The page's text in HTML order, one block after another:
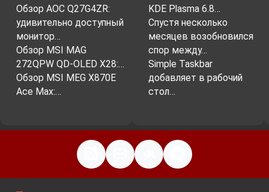
Обзор AOC Q27G4ZR:
удивительно доступный
монитор…
Обзор MSI MAG
272QPW QD-OLED X28:…
Обзор MSI MEG X870E
Ace Max:…
KDE Plasma 6.8…
Спустя несколько
месяцев возобновился
спор между…
Simple Taskbar
добавляет в рабочий
стол…